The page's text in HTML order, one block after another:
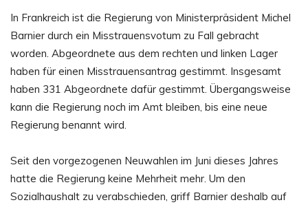
In Frankreich ist die Regierung von Ministerpräsident Michel
Barnier durch ein Misstrauensvotum zu Fall gebracht
worden. Abgeordnete aus dem rechten und linken Lager
haben für einen Misstrauensantrag gestimmt. Insgesamt
haben 331 Abgeordnete dafür gestimmt. Übergangsweise
kann die Regierung noch im Amt bleiben, bis eine neue
Regierung benannt wird.
Seit den vorgezogenen Neuwahlen im Juni dieses Jahres
hatte die Regierung keine Mehrheit mehr. Um den
Sozialhaushalt zu verabschieden, griff Barnier deshalb auf